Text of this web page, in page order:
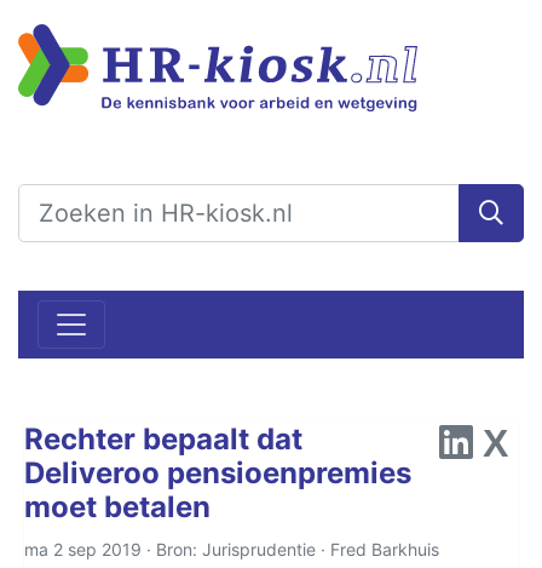
Rechter bepaalt dat
Deliveroo pensioenpremies
moet betalen
ma 2 sep 2019 · Bron: Jurisprudentie · Fred Barkhuis